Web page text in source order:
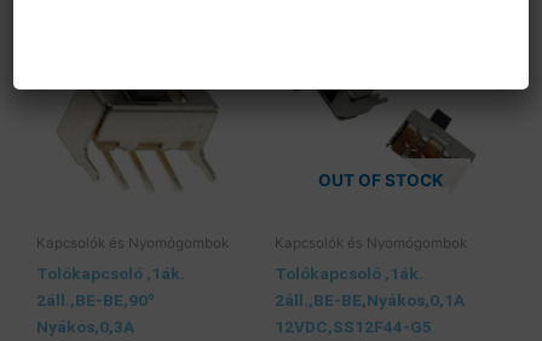
Kapcsolók és Nyomógombok
Tolókapcsoló ,1ák.
2áll.,BE-BE,90⁰
Nyákos,0,3A
OUT OF STOCK
Kapcsolók és Nyomógombok
Tolókapcsoló ,1ák.
2áll.,BE-BE,Nyákos,0,1A
12VDC,SS12F44-G5